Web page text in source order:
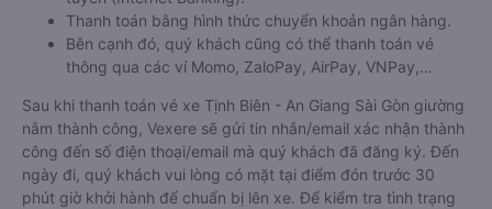
Thanh toán bằng hình thức chuyển khoản ngân hàng.
Bên cạnh đó, quý khách cũng có thể thanh toán vé
thông qua các ví Momo, ZaloPay, AirPay, VNPay,…
Sau khi thanh toán vé xe Tịnh Biên - An Giang Sài Gòn giường
nằm thành công, Vexere sẽ gửi tin nhắn/email xác nhận thành
công đến số điện thoại/email mà quý khách đã đăng ký. Đến
ngày đi, quý khách vui lòng có mặt tại điểm đón trước 30
phút giờ khởi hành để chuẩn bị lên xe. Để kiểm tra tình trạng